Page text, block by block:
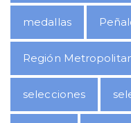
medallas
Región
selecciones